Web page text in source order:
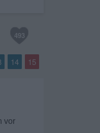
493
14 15
vor